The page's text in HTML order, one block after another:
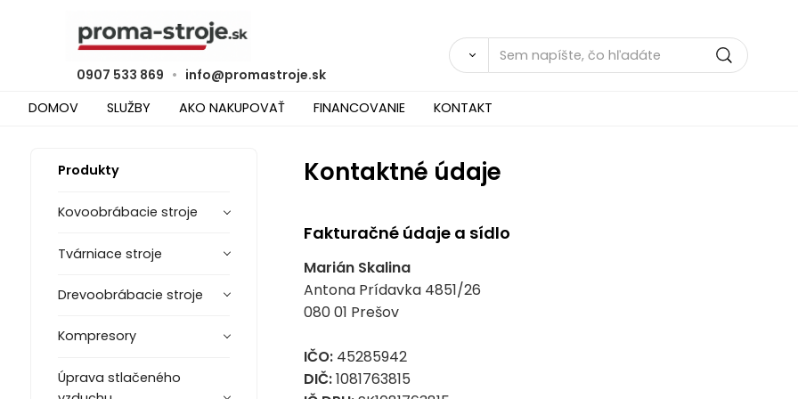
0907 533 869 • info@promastroje.sk
DOMOV
SLUŽBY AKO NAKUPOVAŤ FINANCOVANIE KONTAKT
Produkty
Kovoobrábacie stroje
Tvárniace stroje
Drevoobrábacie stroje
Kompresory
Úprava stlačeného
Kontaktné údaje
Fakturačné údaje a sídlo
Marián Skalina
Antona Prídavka 4851/26
080 01 Prešov
IČO:45285942
DIČ:1081763815